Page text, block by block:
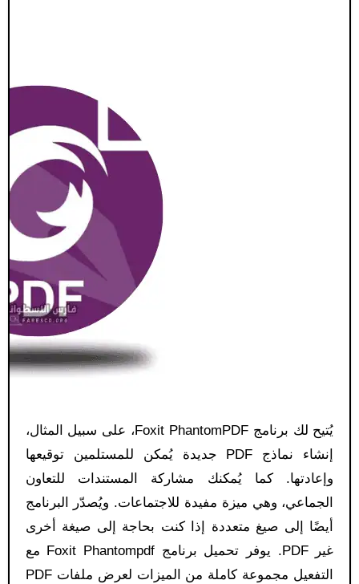
يُتيح لك برنامج Foxit PhantomPDF، على سبيل المثال،
إنشاء نماذج PDF جديدة يُمكن للمستلمين توقيعها
وإعادتها. كما يُمكنك مشاركة المستندات للتعاون
الجماعي، وهي ميزة مفيدة للاجتماعات. ويُصدّر البرنامج
أيضًا إلى صيغ متعددة إذا كنت بحاجة إلى صيغة أخرى
غير PDF. يوفر تحميل برنامج Foxit Phantompdf مع
التفعيل مجموعة كاملة من الميزات لعرض ملفات PDF